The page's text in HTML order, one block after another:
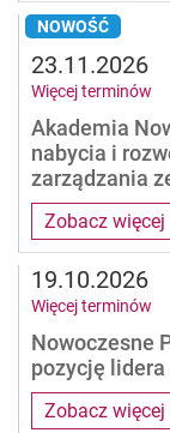
NOWOŚĆ
Zobacz więcej
Akademia
nabycia i
zarządzania
23.11.2026
Więcej terminów
Zobacz więcej
Nowoczesne
pozycję lidera
19.10.2026
Więcej terminów